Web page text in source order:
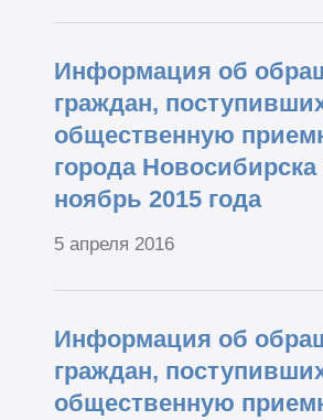
Информация об
граждан,
общественную
города Новосибирска
ноябрь 2015 года
5 апреля 2016
Информация об
граждан,
общественную